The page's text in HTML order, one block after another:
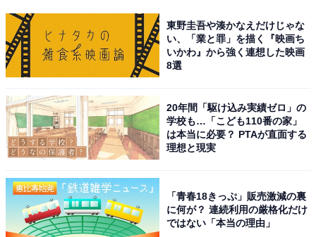
東野圭吾や湊かなえだけじゃな
い、「業と罪」を描く『映画ち
いかわ』から強く連想した映画
8選
20年間「駆け込み実績ゼロ」の
学校も…「こども110番の家」
は本当に必要？ PTAが直面する
理想と現実
「青春18きっぷ」販売激減の裏
に何が？ 連続利用の厳格化だけ
ではない「本当の理由」